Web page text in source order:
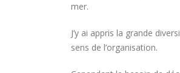
mer.
J’y ai appris la grande
sens de l’organisation.